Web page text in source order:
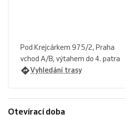
Pod Krejcárkem 975/2, Praha
vchod A/B, výtahem do 4. patra
Vyhledání trasy
Otevírací doba